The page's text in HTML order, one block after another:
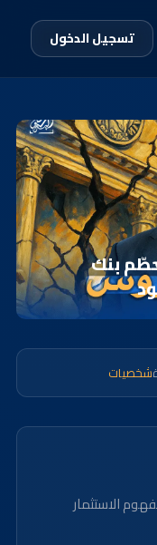
تسجيل الدخول
بنك
شخصيات
الاستثمار